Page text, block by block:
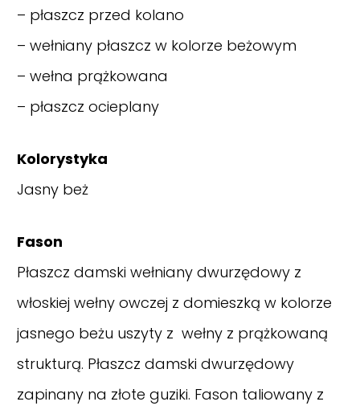
– płaszcz przed kolano
– wełniany płaszcz w kolorze beżowym
– wełna prążkowana
– płaszcz ocieplany
Kolorystyka
Jasny beż
Fason
Płaszcz damski wełniany dwurzędowy z
włoskiej wełny owczej z domieszką w kolorze
jasnego beżu uszyty z wełny z prążkowaną
strukturą. Płaszcz damski dwurzędowy
zapinany na złote guziki. Fason taliowany z